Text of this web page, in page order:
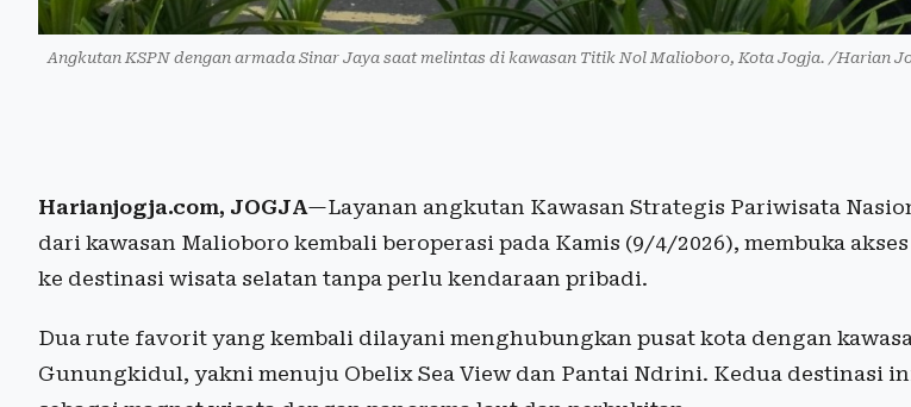
Angkutan KSPN dengan armada Sinar Jaya saat melintas di kawasan Titik Nol Malioboro, Kota Jogja. /Harian
Harianjogja.com, JOGJA—Layanan angkutan Kawasan Strategis Pariwisata
dari kawasan Malioboro kembali beroperasi pada Kamis (9/4/2026), membuka
ke destinasi wisata selatan tanpa perlu kendaraan pribadi.
Dua rute favorit yang kembali dilayani menghubungkan pusat kota dengan
Gunungkidul, yakni menuju Obelix Sea View dan Pantai Ndrini. Kedua destinasi